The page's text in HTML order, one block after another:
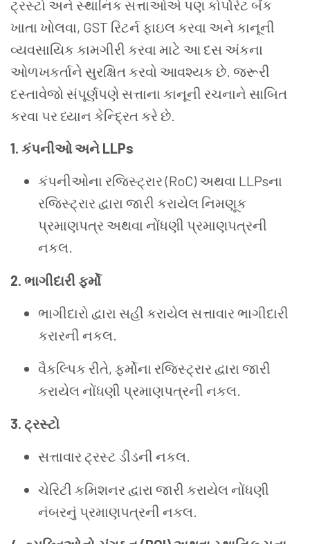
ટ્રસ્ટો અને સ્થાનિક સત્તાઓએ પણ કોર્પોરેટ બેંક
ખાતા ખોલવા, GST રિટર્ન ફાઇલ કરવા અને કાનૂની
વ્યવસાયિક કામગીરી કરવા માટે આ દસ અંકના
ઓળખકર્તાને સુરક્ષિત કરવો આવશ્યક છે. જરૂરી
દસ્તાવેજો સંપૂર્ણપણે સત્તાના કાનૂની રચનાને સાબિત
કરવા પર ધ્યાન કેન્દ્રિત કરે છે.
1. કંપનીઓ અને LLPs
કંપનીઓના રજિસ્ટ્રાર (RoC) અથવા LLPsના
રજિસ્ટ્રાર દ્વારા જારી કરાયેલ નિમણૂક
પ્રમાણપત્ર અથવા નોંધણી પ્રમાણપત્રની
નકલ.
2. ભાગીદારી ફર્મો
ભાગીદારો દ્વારા સહી કરાયેલ સત્તાવાર ભાગીદારી
કરારની નકલ.
વૈકલ્પિક રીતે, ફર્મોના રજિસ્ટ્રાર દ્વારા જારી
કરાયેલ નોંધણી પ્રમાણપત્રની નકલ.
3. ટ્રસ્ટો
સત્તાવાર ટ્રસ્ટ ડીડની નકલ.
ચેરિટી કમિશનર દ્વારા જારી કરાયેલ નોંધણી
નંબરનું પ્રમાણપત્રની નકલ.